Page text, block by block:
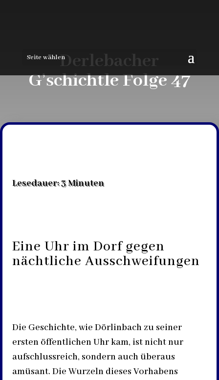
Seite wählenDerlebacher
G’schichtle Folge 47
Lesedauer:3Minuten
Eine Uhr im Dorf gegen
nächtliche Ausschweifungen
Die Geschichte, wie Dörlinbach zu seiner
ersten öffentlichen Uhr kam, ist nicht nur
aufschlussreich, sondern auch überaus
amüsant. Die Wurzeln dieses Vorhabens